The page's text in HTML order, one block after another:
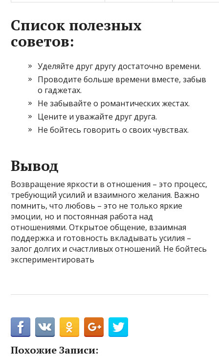
Список полезных
советов:
Уделяйте друг другу достаточно времени.
Проводите больше времени вместе, забыв
о гаджетах.
Не забывайте о романтических жестах.
Цените и уважайте друг друга.
Не бойтесь говорить о своих чувствах.
Вывод
Возвращение яркости в отношения – это процесс,
требующий усилий и взаимного желания. Важно
помнить, что любовь – это не только яркие
эмоции, но и постоянная работа над
отношениями. Открытое общение, взаимная
поддержка и готовность вкладывать усилия –
залог долгих и счастливых отношений. Не бойтесь
экспериментировать
Похожие Записи: